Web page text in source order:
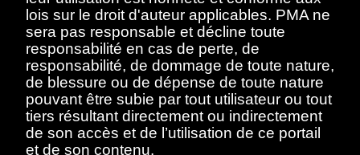
de recherche.
Afficher éléments << < > >>
lois sur le droit d'auteur applicables. PMA ne
sera pas responsable et décline toute
responsabilité en cas de perte, de
responsabilité, de dommage de toute nature,
de blessure ou de dépense de toute nature
pouvant être subie par tout utilisateur ou tout
tiers résultant directement ou indirectement
de son accès et de l’utilisation de ce portail
et de son contenu.